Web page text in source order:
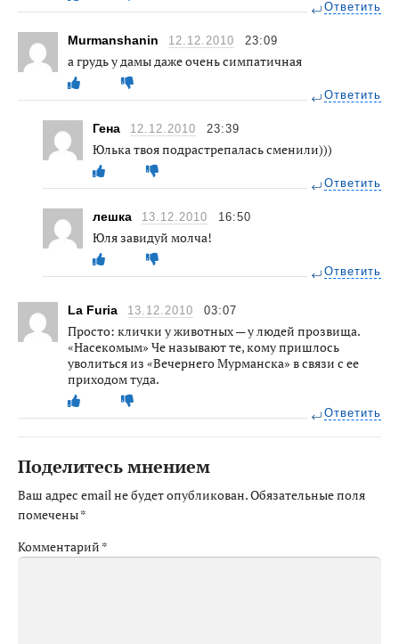
Ответить
Murmanshanin 12.12.2010 23:09
а грудь у дамы даже очень симпатичная
Ответить
Гена 12.12.2010 23:39
Юлька твоя подрастрепалась сменили)))
Ответить
лешка 13.12.2010 16:50
Юля завидуй молча!
Ответить
La Furia 13.12.2010 03:07
Просто: клички у животных — у людей прозвища.
«Насекомым» Че называют те, кому пришлось
уволиться из «Вечернего Мурманска» в связи с ее
приходом туда.
Ответить
Поделитесь мнением
Ваш адрес email не будет опубликован.Обязательные поля
помечены*
Комментарий *